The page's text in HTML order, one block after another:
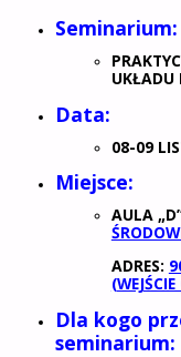
Seminarium:
UKŁADU
Data:
08-09
Miejsce:
AULA
ADRES:
Dla kogo
seminarium: